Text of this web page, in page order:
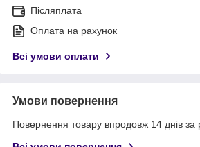
Післяплата
Оплата на рахунок
Всі умови оплати
Умови повернення
Повернення товару впродовж 14 днів за